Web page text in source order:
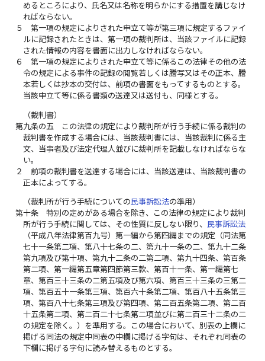
めるところにより、氏名又は名称を明らかにする措置を講じなけ
ればならない。
５
第一項の規定によりされた申立て等が第三項に規定するファイ
ルに記録されたときは、第一項の裁判所は、当該ファイルに記録
された情報の内容を書面に出力しなければならない。
６
第一項の規定によりされた申立て等に係るこの法律その他の法
令の規定による事件の記録の閲覧若しくは謄写又はその正本、謄
本若しくは抄本の交付は、前項の書面をもってするものとする。
当該申立て等に係る書類の送達又は送付も、同様とする。
（裁判書）
第九条の五
この法律の規定により裁判所が行う手続に係る裁判の
裁判書を作成する場合には、当該裁判書には、当該裁判に係る主
文、当事者及び法定代理人並びに裁判所を記載しなければならな
い。
２
前項の裁判書を送達する場合には、当該送達は、当該裁判書の
正本によってする。
（裁判所が行う手続についての民事訴訟法の準用）
第十条
特別の定めがある場合を除き、この法律の規定により裁判
所が行う手続に関しては、その性質に反しない限り、 民事訴訟法
（平成八年法律第百九号）第一編から第四編までの規定（同法第
七十一条第二項、第八十七条の二、第九十一条の二、第九十二条
第九項及び第十項、第九十二条の二第二項、第九十四条、第百条
第二項、第一編第五章第四節第三款、第百十一条、第一編第七
章、第百三十三条の二第五項及び第六項、第百三十三条の三第二
項、第百五十一条第三項、第百六十条第二項、第百八十五条第三
項、第百八十七条第三項及び第四項、第二百五条第二項、第二百
十五条第二項、第二百二十七条第二項並びに第二百三十二条の二
の規定を除く。）を準用する。この場合において、別表の上欄に
掲げる同法の規定中同表の中欄に掲げる字句は、それぞれ同表の
下欄に掲げる字句に読み替えるものとする。